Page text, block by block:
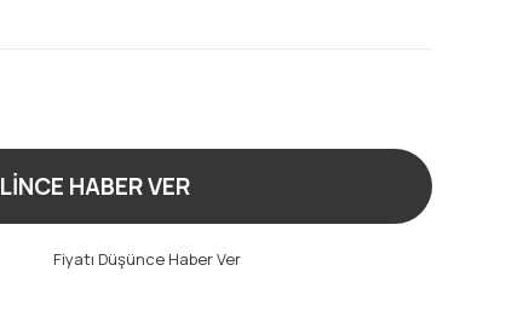
HABER VER
Fiyatı Düşünce Haber Ver